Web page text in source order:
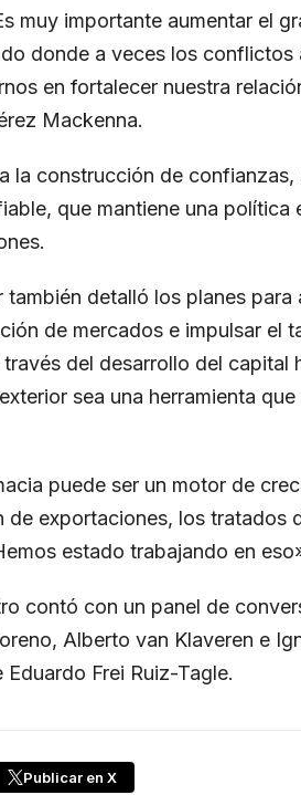
muy importante aumentar el
donde a veces los
en fortalecer nuestra
Mackenna.
la construcción de
que mantiene una
también detalló los planes
de mercados e impulsar el
del desarrollo del capital
sea una herramienta
puede ser un motor de
de exportaciones, los tratados
estado trabajando en
contó con un panel de
Alberto van Klaveren e
Eduardo Frei Ruiz-Tagle.
Publicar en X